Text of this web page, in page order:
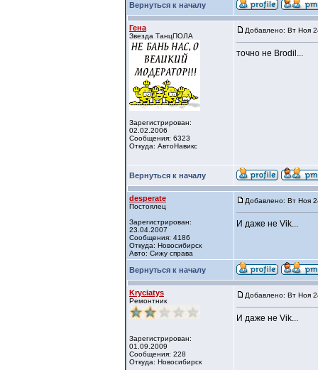
Вернуться к началу
Гена
Звезда ТанцПОЛА
Зарегистрирован:
02.02.2006
Сообщения: 6323
Откуда: АвтоНавикс
Добавлено: Вт Ноя
точно не Brodil...
Вернуться к началу
desperate
Постоялец
Зарегистрирован:
23.04.2007
Сообщения: 4186
Откуда: Новосибирск
Авто: Сижу справа
Добавлено: Вт Ноя
И даже не Vik...
Вернуться к началу
Kryciatys
Ремонтник
Зарегистрирован:
01.09.2009
Сообщения: 228
Откуда: Новосибирск
Добавлено: Вт Ноя
И даже не Vik...